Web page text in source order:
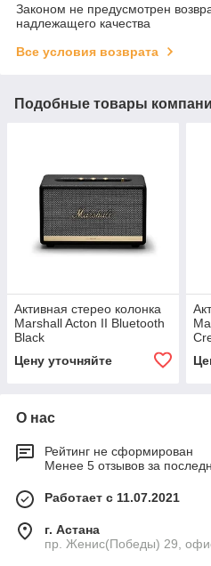
Законом не предусмотрен
надлежащего качества
Все условия возврата
Подобные товары
Активная стерео колонка
Marshall Acton II Bluetooth
Black
Цену уточняйте
О нас
Рейтинг не сформирован
Менее 5 отзывов за
Работает с 11.07.2021
г. Астана
пр. Женис(Победы) 29,